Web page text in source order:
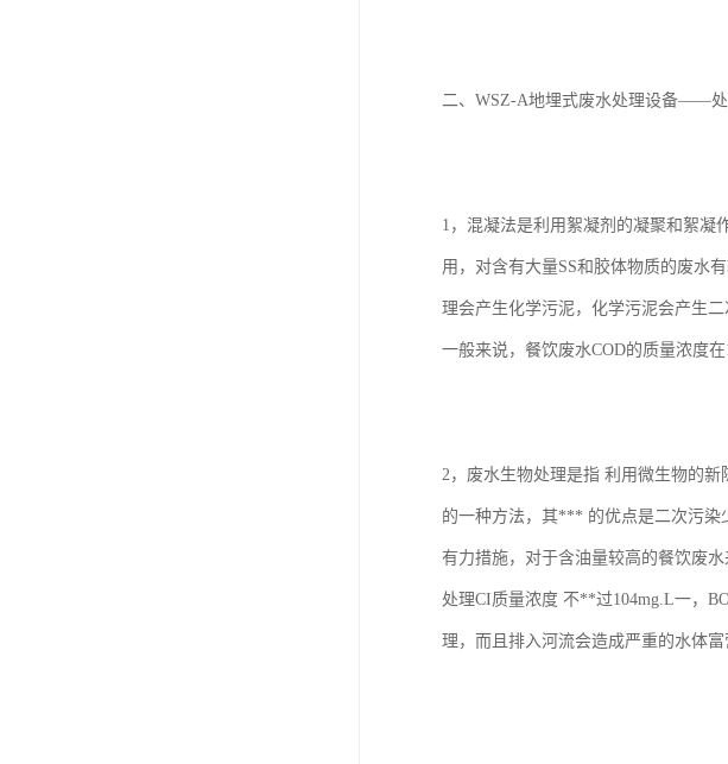
二、WSZ-A地埋式废水处理设备——
1，混凝法是利用絮凝剂的凝聚和絮凝
用，对含有大量SS和胶体物质的废水
理会产生化学污泥，化学污泥会产生
一般来说，餐饮废水COD的质量浓度
2，废水生物处理是指 利用微生物的
的一种方法，其*** 的优点是二次污染
有力措施，对于含油量较高的餐饮废
处理CI质量浓度 不**过104mg.L一，
理，而且排入河流会造成严重的水体